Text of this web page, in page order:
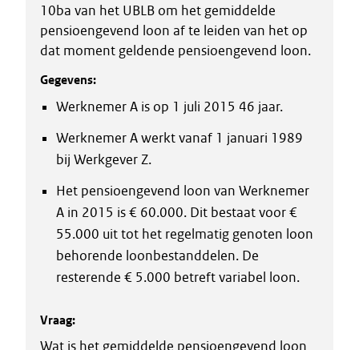
10ba van het UBLB om het gemiddelde
pensioengevend loon af te leiden van het op
dat moment geldende pensioengevend loon.
Gegevens:
Werknemer A is op 1 juli 2015 46 jaar.
Werknemer A werkt vanaf 1 januari 1989
bij Werkgever Z.
Het pensioengevend loon van Werknemer
A in 2015 is € 60.000. Dit bestaat voor €
55.000 uit tot het regelmatig genoten loon
behorende loonbestanddelen. De
resterende € 5.000 betreft variabel loon.
Vraag:
Wat is het gemiddelde pensioengevend loon